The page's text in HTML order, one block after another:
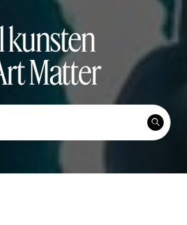
kunsten
Matter
